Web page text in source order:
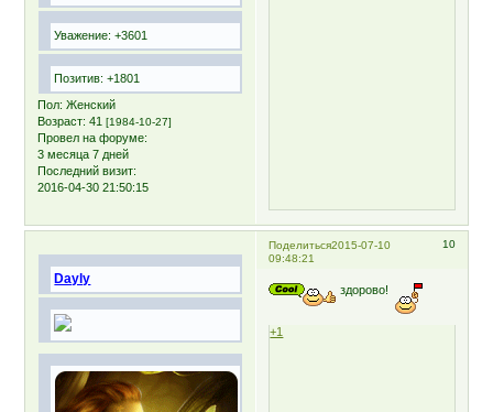
Уважение: +3601
Позитив: +1801
Пол: Женский
Возраст: 41[1984-10-27]
Провел на форуме:
3 месяца 7 дней
Последний визит:
2016-04-30 21:50:15
Поделиться 10
2015-07-10
09:48:21
Dayly
здорово!
+1